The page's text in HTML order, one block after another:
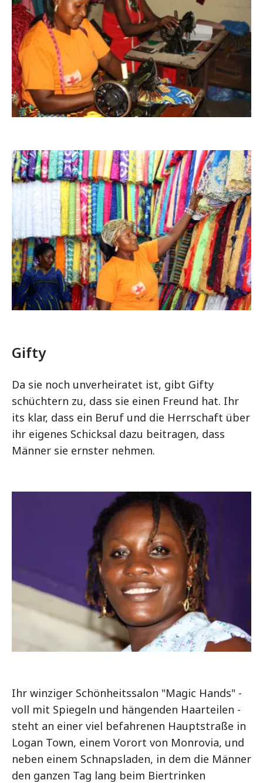
Gifty
Da sie noch unverheiratet ist, gibt Gifty
schüchtern zu, dass sie einen Freund hat. Ihr
its klar, dass ein Beruf und die Herrschaft über
ihr eigenes Schicksal dazu beitragen, dass
Männer sie ernster nehmen.
Ihr winziger Schönheitssalon "Magic Hands" -
voll mit Spiegeln und hängenden Haarteilen -
steht an einer viel befahrenen Hauptstraße in
Logan Town, einem Vorort von Monrovia, und
neben einem Schnapsladen, in dem die Männer
den ganzen Tag lang beim Biertrinken